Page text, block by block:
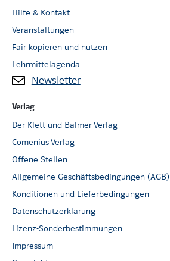
Hilfe & Kontakt
Veranstaltungen
Fair kopieren und nutzen
Lehrmittelagenda
Newsletter
Verlag
Der Klett und Balmer Verlag
Comenius Verlag
Offene Stellen
Allgemeine Geschäftsbedingungen (AGB)
Konditionen und Lieferbedingungen
Datenschutzerklärung
Lizenz-Sonderbestimmungen
Impressum